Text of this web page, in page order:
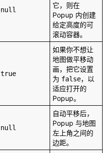
null
它，则在
Popup 内创建
给定高度的可
滚动容器。
true
如果你不想让
地图做平移动
画，把它设置
为 false，以
适应打开的
Popup。
null
自动平移后，
Popup 与地图
左上角之间的
边距。